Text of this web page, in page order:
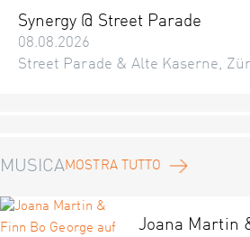
Synergy @ Street Parade
08.08.2026
Street Parade & Alte Kaserne,
MUSICAMOSTRA TUTTO
Joana Martin